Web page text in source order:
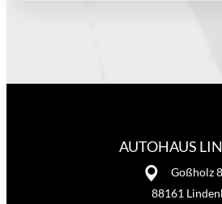
AUTOHAUS
Goßholz 8
88161